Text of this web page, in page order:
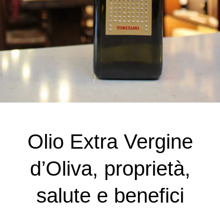
Olio Extra Vergine
d’Oliva, proprietà,
salute e benefici